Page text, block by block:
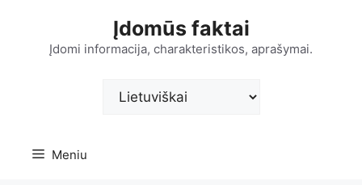
Įdomūs faktai
Įdomi informacija, charakteristikos, aprašymai.
Pasirinkite
kalbą
Meniu